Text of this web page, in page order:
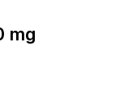
mg